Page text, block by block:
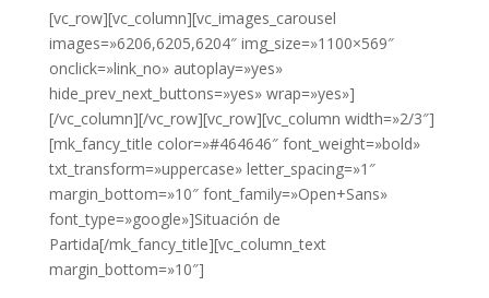
[vc_row][vc_column][vc_images_carousel
images=»6206,6205,6204″ img_size=»1100×569″
onclick=»link_no» autoplay=»yes»
hide_prev_next_buttons=»yes» wrap=»yes»]
[/vc_column][/vc_row][vc_row][vc_column width=»2/3″]
[mk_fancy_title color=»#464646″ font_weight=»bold»
txt_transform=»uppercase» letter_spacing=»1″
margin_bottom=»10″ font_family=»Open+Sans»
font_type=»google»]Situación de
Partida[/mk_fancy_title][vc_column_text
margin_bottom=»10″]